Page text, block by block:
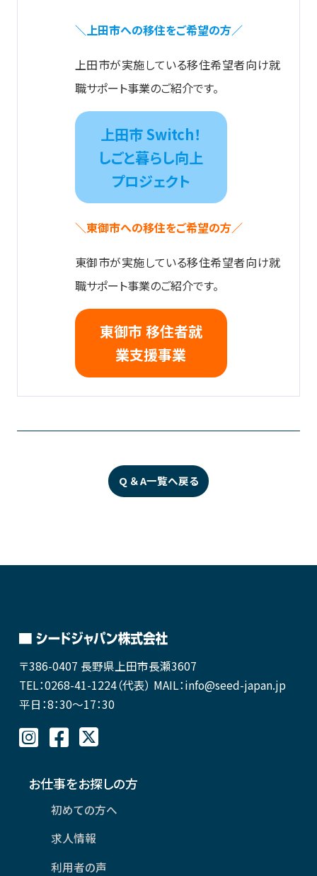
＼上田市への移住をご希望の方／
上田市が実施している移住希望者向け就
職サポート事業のご紹介です。
上田市 Switch！
しごと暮らし向上
プロジェクト
＼東御市への移住をご希望の方／
東御市が実施している移住希望者向け就
職サポート事業のご紹介です。
東御市 移住者就
業支援事業
Q ＆ A一覧へ戻る
〒386-0407 長野県上田市長瀬3607
TEL：0268-41-1224（代表） MAIL：info@seed-japan.jp
平日：8：30～17：30
お仕事をお探しの方
初めての方へ
求人情報
利用者の声